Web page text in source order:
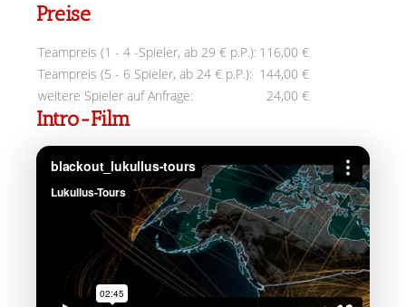
Preise
Teampreis (1 - 4 -Spieler, ab 29 € p.P.): 116,00 €
Teampreis (5 - 6 Spieler, ab 24 € p.P.): 144,00 €
weitere Spieler auf Anfrage:
24,00 €
Intro-Film